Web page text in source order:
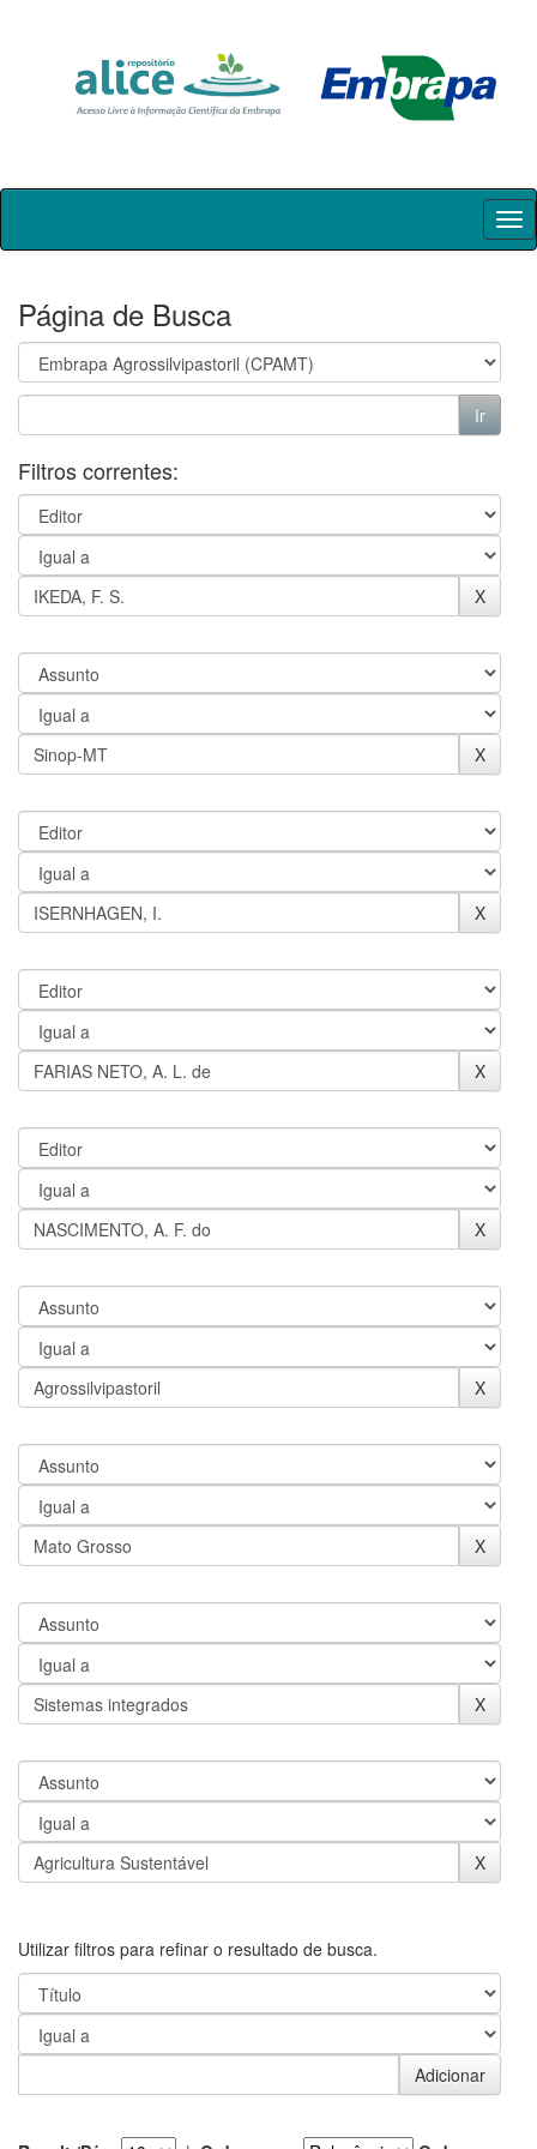
Skip
Página de Busca
Filtros correntes:
Utilizar filtros para refinar o resultado de busca.